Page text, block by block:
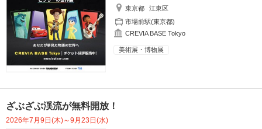
東京都
江東区
市場前駅(東京都)
CREVIA BASE Tokyo
美術展・博物展
ざぶざぶ渓流が無料開放！
2026年7月9日(木)～9月23日(水)